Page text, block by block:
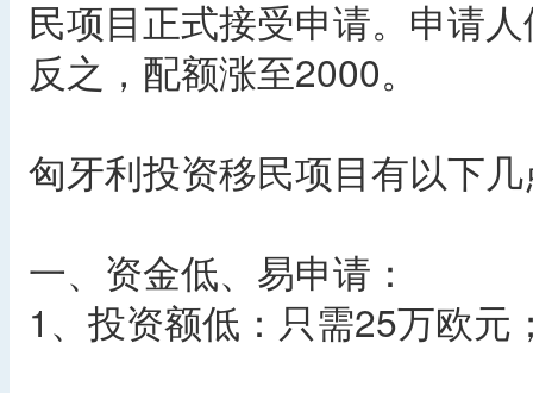
民项目正式接受申请。申请
反之，配额涨至2000。
匈牙利投资移民项目有以下
一、资金低、易申请：
1、投资额低：只需25万欧元